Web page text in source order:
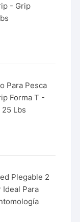
- Grip
Para Pesca
Forma T -
Lbs
Plegable 2
Para